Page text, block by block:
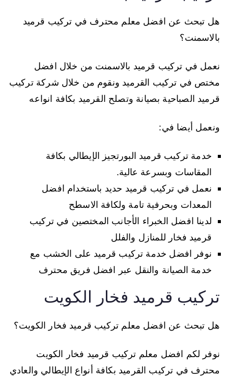
هل تبحث عن افضل معلم محترف في تركيب قرميد
بالاسمنت؟
نعمل في تركيب قرميد بالاسمنت من خلال افضل
مختص في تركيب القرميد ونقوم من خلال شركة تركيب
قرميد الصباحية بصيانة وتصلح القرميد بكافة انواعه
ونعمل أيضا في:
خدمة تركيب قرميد البورتجيز الإيطالي بكافة
المقاسات وبسرعة عالية.
نعمل في تركيب قرميد حديد باستخدام افضل
المعدات وبحرفية تامة ولكافة الاسطح
لدينا افضل الخبراء الأجانب المختصين في تركيب
قرميد فخار للمنازل والفلل
نوفر افضل خدمة تركيب قرميد على الخشب مع
خدمة الصيانة والنقل عبر افضل فريق محترف
تركيب قرميد فخار الكويت
هل تبحث عن افضل معلم تركيب قرميد فخار الكويت؟
نوفر لكم افضل معلم تركيب قرميد فخار الكويت
محترف في تركيب القرميد بكافة أنواع الإيطالي والعادي